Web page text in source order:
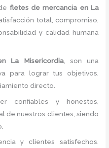
fletes de mercancia en La
total, compromiso,
y calidad humana
La Misericordia, son una
para lograr tus objetivos,
directo.
confiables y honestos,
de nuestros clientes, siendo
y clientes satisfechos.